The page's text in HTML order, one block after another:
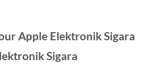
Apple Elektronik Sigara
Sigara